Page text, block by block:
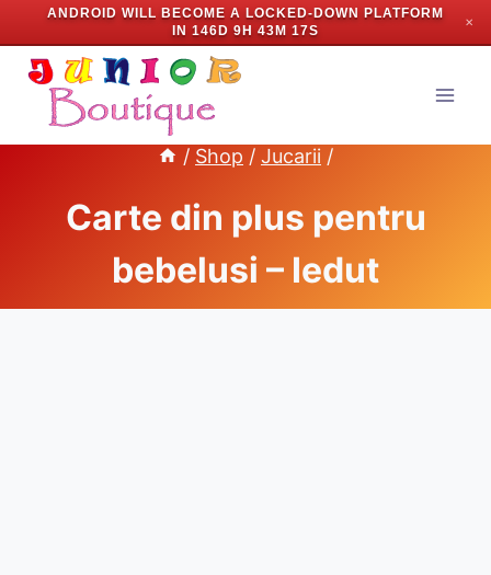
ANDROID WILL BECOME A LOCKED-DOWN PLATFORM
IN 146D 9H 43M 17S
✕
Skip
content
/ Shop / Jucarii /
Carte din plus pentru
bebelusi – Iedut